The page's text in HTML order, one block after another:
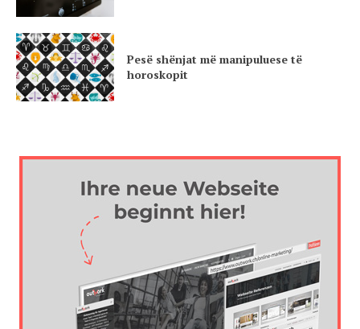
Pesë shënjat më manipuluese të
horoskopit